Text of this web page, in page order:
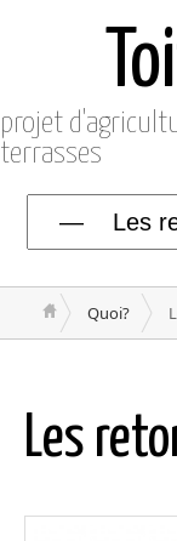
projet
terrasses
Quoi?
Les